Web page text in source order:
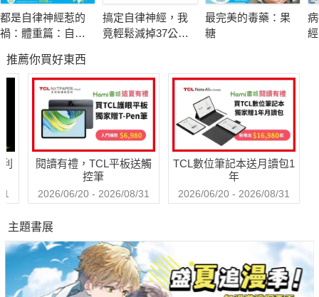
例的證明，並從中感受到資訊和醫療知識的積累。
◎針對300多種單品藥草逐一做了詳細描述，提出可用的建議與
但作者迷人的語氣、熱情和對藥草的專業知識仍是吸引人且不可
抗拒的。
◎其中還包括了關於採集、乾燥、保存和使用藥草的建議。對於
任何對藥草及其用途感興趣的人來說，不僅是植物學和醫學科學
的里程豐碑，更是一部引人入勝的文獻，值得收藏且必備。
發揮療癒藥效！
在書中，藥草植物被分配到適當的行星醫療作用上。因此可以得
知——
根據疾病與行星特性相抗衡屬性，可透過行星的藥草來對抗疾
病：如木星的疾病可透過水星的藥草來療治，反之亦然。也可以
都是自律神經惹的
禍：體重篇：自律
健康瘦身必修學分
搞定自律神經，我
竟輕鬆減掉37公
要平衡腦內神經&荷
爾蒙，餐餐吃飽不
復胖
最完美的毒藥：果
糖
推薦你買好東西
閱讀有禮，TCL平板送觸
控筆
2026/06/20 - 2026/08/31
TCL數位筆記本送月讀包1
年
2026/06/20 - 2026/08/31
主題書展